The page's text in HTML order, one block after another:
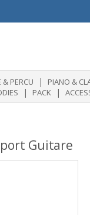
& PERCU | PIANO &
| PACK |
Guitare